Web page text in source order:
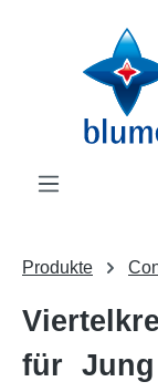
Zum Hauptinhalt
Produkte
für